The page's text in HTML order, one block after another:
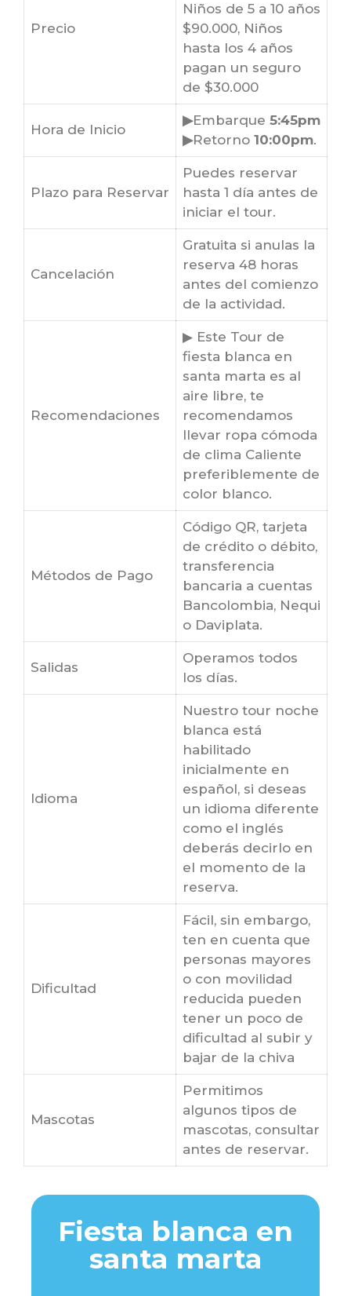
Precio
Niños de 5 a 10 años
$90.000, Niños
hasta los 4 años
pagan un seguro
de $30.000
Hora de Inicio
▶Embarque 5:45pm
▶Retorno 10:00pm.
Plazo para Reservar
Puedes reservar
hasta 1 día antes de
iniciar el tour.
Cancelación
Gratuita si anulas la
reserva 48 horas
antes del comienzo
de la actividad.
Recomendaciones
▶ Este Tour de
fiesta blanca en
santa marta es al
aire libre, te
recomendamos
llevar ropa cómoda
de clima Caliente
preferiblemente de
color blanco.
Métodos de Pago
Código QR, tarjeta
de crédito o débito,
transferencia
bancaria a cuentas
Bancolombia, Nequi
o Daviplata.
Salidas
Operamos todos
los días.
Idioma
Nuestro tour noche
blanca está
habilitado
inicialmente en
español, si deseas
un idioma diferente
como el inglés
deberás decirlo en
el momento de la
reserva.
Dificultad
Fácil, sin embargo,
ten en cuenta que
personas mayores
o con movilidad
reducida pueden
tener un poco de
dificultad al subir y
bajar de la chiva
Mascotas
Permitimos
algunos tipos de
mascotas, consultar
antes de reservar.
Fiesta blanca en
santa marta